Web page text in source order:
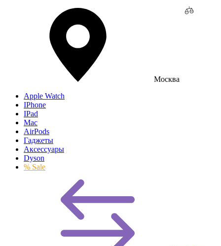
Москва
Apple Watch
IPhone
IPad
Mac
AirPods
Гаджеты
Аксессуары
Dyson
% Sale